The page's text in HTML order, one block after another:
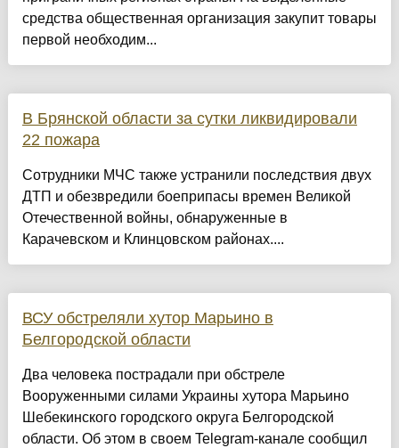
средства общественная организация закупит товары
первой необходим...
В Брянской области за сутки ликвидировали
22 пожара
Сотрудники МЧС также устранили последствия двух
ДТП и обезвредили боеприпасы времен Великой
Отечественной войны, обнаруженные в
Карачевском и Клинцовском районах....
ВСУ обстреляли хутор Марьино в
Белгородской области
Два человека пострадали при обстреле
Вооруженными силами Украины хутора Марьино
Шебекинского городского округа Белгородской
области. Об этом в своем Telegram-канале сообщил